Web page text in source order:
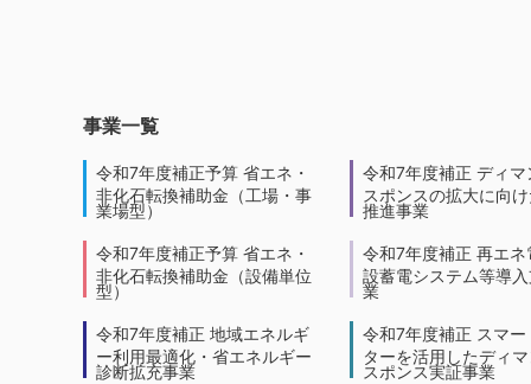
事業一覧
令和7年度補正予算 省エネ・
非化石転換補助金（工場・事
業場型）
令和7年度補正予算 省エネ・
非化石転換補助金（設備単位
型）
令和7年度補正 地域エネルギ
ー利用最適化・省エネルギー
診断拡充事業
令和7年度補正 ディマ
スポンスの拡大に向
推進事業
令和7年度補正 再エネ
設蓄電システム等導
業
令和7年度補正 スマー
ターを活用したディ
スポンス実証事業